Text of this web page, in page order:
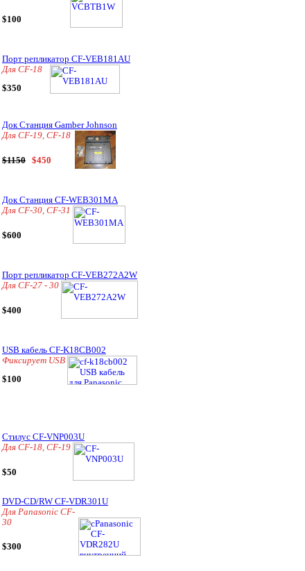
$100
Порт репликатор CF-VEB181AU
Для CF-18
$350
Док Станция Gamber Johnson
Для CF-19, CF-18
$1150 $450
Док Станция CF-WEB301MA
Для CF-30, CF-31
$600
Порт репликатор CF-VEB272A2W
Для CF-27 - 30
$400
USB кабель CF-K18CB002
Фиксирует USB
$100
Стилус CF-VNP003U
Для CF-18, CF-19
$50
DVD-CD/RW CF-VDR301U
Для Panasonic CF-
30
$300